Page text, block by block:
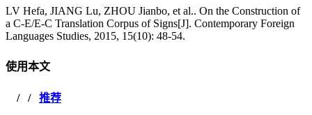
LV Hefa, JIANG Lu, ZHOU Jianbo, et al.. On the Construction of
a C-E/E-C Translation Corpus of Signs[J]. Contemporary Foreign
Languages Studies, 2015, 15(10): 48-54.
使用本文
/ / 推荐